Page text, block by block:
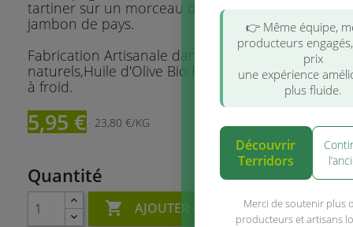
tartiner sur un morceau de pain avec une
jambon de pays.
Fabrication Artisanale dans le Gers,ingrédients
naturels,Huile d'Olive Bio France Extra Vierge
à froid.
5,95 € 23,80 €/KG
Quantité
 AJOUTER AU PANIER
👉 Même équipe,
producteurs
prix
une expérience
plus fluide.
Découvrir
Terridors
Merci de soutenir plus
producteurs et artisans